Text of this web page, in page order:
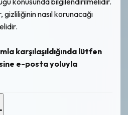
gizliliğinin nasıl korunacağı
karşılaşıldığında lütfen
e-posta yoluyla